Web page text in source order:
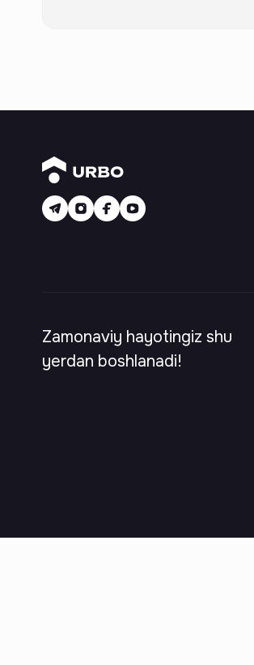
Zamonaviy hayotingiz shu
yerdan boshlanadi!